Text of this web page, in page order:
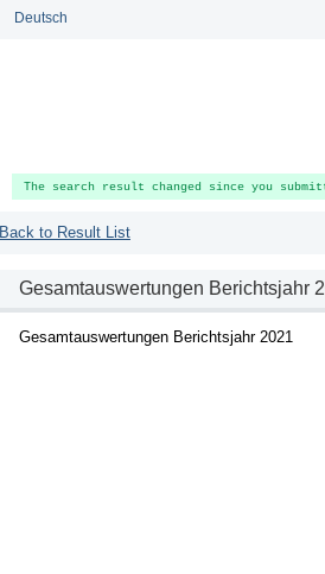
Deutsch
The search result changed since you
Back to Result List
Gesamtauswertungen Berichtsjahr
Gesamtauswertungen Berichtsjahr 2021